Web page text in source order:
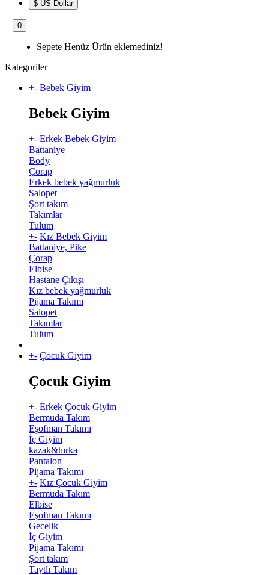
$ US Dollar
0
Sepete Henüz Ürün eklemediniz!
Kategoriler
+- Bebek Giyim
Bebek Giyim
+- Erkek Bebek Giyim
Battaniye
Body
Çorap
Erkek bebek yağmurluk
Salopet
Şort takım
Takımlar
Tulum
+- Kız Bebek Giyim
Battaniye, Pike
Çorap
Elbise
Hastane Çıkışı
Kız bebek yağmurluk
Pijama Takımı
Salopet
Takımlar
Tulum
+- Çocuk Giyim
Çocuk Giyim
+- Erkek Çocuk Giyim
Bermuda Takım
Eşofman Takımı
İç Giyim
kazak&hırka
Pantalon
Pijama Takımı
+- Kız Çocuk Giyim
Bermuda Takım
Elbise
Eşofman Takımı
Gecelik
İç Giyim
Pijama Takımı
Şort takım
Taytlı Takım